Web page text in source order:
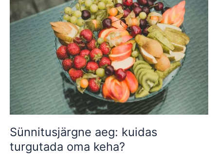
Sünnitusjärgne aeg: kuidas
turgutada oma keha?